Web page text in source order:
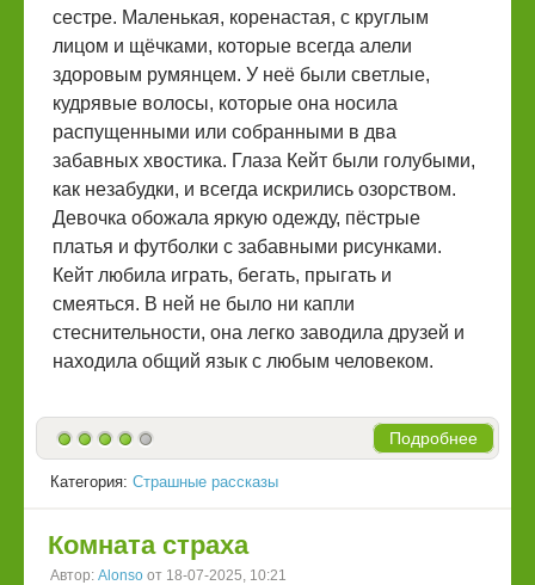
сестре. Маленькая, коренастая, с круглым
лицом и щёчками, которые всегда алели
здоровым румянцем. У неё были светлые,
кудрявые волосы, которые она носила
распущенными или собранными в два
забавных хвостика. Глаза Кейт были голубыми,
как незабудки, и всегда искрились озорством.
Девочка обожала яркую одежду, пёстрые
платья и футболки с забавными рисунками.
Кейт любила играть, бегать, прыгать и
смеяться. В ней не было ни капли
стеснительности, она легко заводила друзей и
находила общий язык с любым человеком.
Подробнее
Категория: Страшные рассказы
Комната страха
Автор: Alonso от 18-07-2025, 10:21